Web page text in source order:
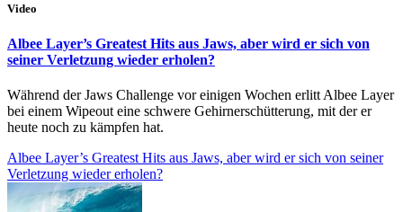
Video
Albee Layer’s Greatest Hits aus Jaws, aber wird er sich von
seiner Verletzung wieder erholen?
Während der Jaws Challenge vor einigen Wochen erlitt Albee Layer
bei einem Wipeout eine schwere Gehirnerschütterung, mit der er
heute noch zu kämpfen hat.
Albee Layer’s Greatest Hits aus Jaws, aber wird er sich von seiner
Verletzung wieder erholen?